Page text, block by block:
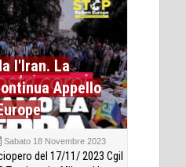
l'Iran. La
Appello
Sabato 18 Novembre 2023
del 17/11/ 2023 Cgil